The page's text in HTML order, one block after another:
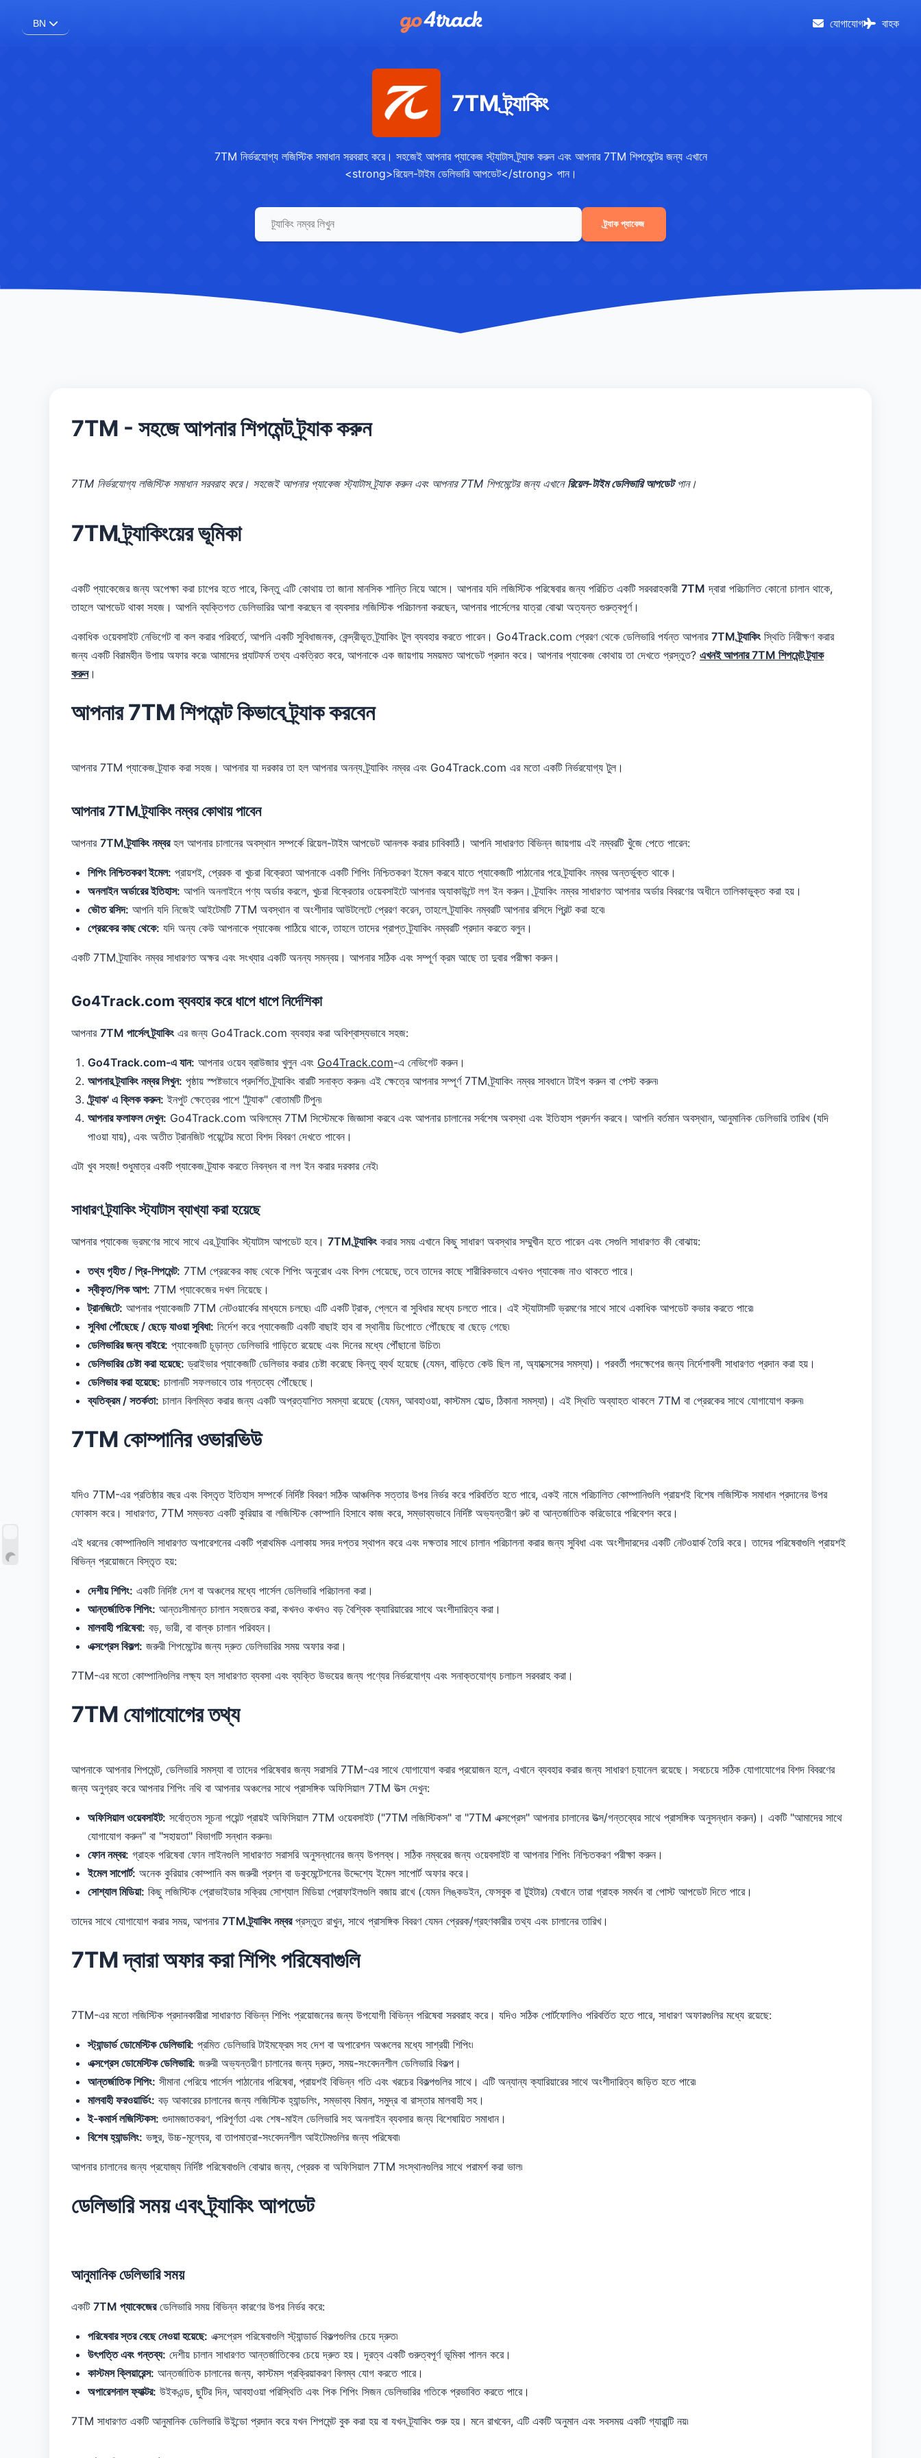
BN যোগাযোগ বাহক
7TM ট্র্যাকিং
7TM নির্ভরযোগ্য লজিস্টিক সমাধান সরবরাহ করে। সহজেই আপনার প্যাকেজ স্ট্যাটাস ট্র্যাক করুন এবং আপনার 7TM শিপমেন্টের জন্য এখানে
<strong>রিয়েল-টাইম ডেলিভারি আপডেট</strong> পান।
ট্র্যাক প্যাকেজ
7TM - সহজে আপনার শিপমেন্ট ট্র্যাক করুন
7TM নির্ভরযোগ্য লজিস্টিক সমাধান সরবরাহ করে। সহজেই আপনার প্যাকেজ স্ট্যাটাস ট্র্যাক করুন এবং আপনার 7TM শিপমেন্টের জন্য এখানেরিয়েল-টাইম ডেলিভারি আপডেটপান।
7TM ট্র্যাকিংয়ের ভূমিকা
একটি প্যাকেজের জন্য অপেক্ষা করা চাপের হতে পারে, কিন্তু এটি কোথায় তা জানা মানসিক শান্তি নিয়ে আসে। আপনার যদি লজিস্টিক পরিষেবার জন্য পরিচিত একটি সরবরাহকারী 7TM দ্বারা পরিচালিত কোনো চালান থাকে,
তাহলে আপডেট থাকা সহজ। আপনি ব্যক্তিগত ডেলিভারির আশা করছেন বা ব্যবসার লজিস্টিক পরিচালনা করছেন, আপনার পার্সেলের যাত্রা বোঝা অত্যন্ত গুরুত্বপূর্ণ।
একাধিক ওয়েবসাইট নেভিগেট বা কল করার পরিবর্তে, আপনি একটি সুবিধাজনক, কেন্দ্রীভূত ট্র্যাকিং টুল ব্যবহার করতে পারেন। Go4Track.com প্রেরণ থেকে ডেলিভারি পর্যন্ত আপনার 7TM ট্র্যাকিংস্থিতি নিরীক্ষণ করার
জন্য একটি বিরামহীন উপায় অফার করে৷ আমাদের প্ল্যাটফর্ম তথ্য একত্রিত করে, আপনাকে এক জায়গায় সময়মত আপডেট প্রদান করে। আপনার প্যাকেজ কোথায় তা দেখতে প্রস্তুত? এখনই আপনার 7TM শিপমেন্ট ট্র্যাক
করুন।
আপনার 7TM শিপমেন্ট কিভাবে ট্র্যাক করবেন
আপনার 7TM প্যাকেজ ট্র্যাক করা সহজ। আপনার যা দরকার তা হল আপনার অনন্য ট্র্যাকিং নম্বর এবং Go4Track.com এর মতো একটি নির্ভরযোগ্য টুল।
আপনার 7TM ট্র্যাকিং নম্বর কোথায় পাবেন
আপনার 7TM ট্র্যাকিং নম্বরহল আপনার চালানের অবস্থান সম্পর্কে রিয়েল-টাইম আপডেট আনলক করার চাবিকাঠি। আপনি সাধারণত বিভিন্ন জায়গায় এই নম্বরটি খুঁজে পেতে পারেন:
শিপিং নিশ্চিতকরণ ইমেল: প্রায়শই, প্রেরক বা খুচরা বিক্রেতা আপনাকে একটি শিপিং নিশ্চিতকরণ ইমেল করবে যাতে প্যাকেজটি পাঠানোর পরে ট্র্যাকিং নম্বর অন্তর্ভুক্ত থাকে।
অনলাইন অর্ডারের ইতিহাস: আপনি অনলাইনে পণ্য অর্ডার করলে, খুচরা বিক্রেতার ওয়েবসাইটে আপনার অ্যাকাউন্টে লগ ইন করুন। ট্র্যাকিং নম্বর সাধারণত আপনার অর্ডার বিবরণের অধীনে তালিকাভুক্ত করা হয়।
ভৌত রসিদ: আপনি যদি নিজেই আইটেমটি 7TM অবস্থান বা অংশীদার আউটলেটে প্রেরণ করেন, তাহলে ট্র্যাকিং নম্বরটি আপনার রসিদে প্রিন্ট করা হবে৷
প্রেরকের কাছ থেকে: যদি অন্য কেউ আপনাকে প্যাকেজ পাঠিয়ে থাকে, তাহলে তাদের প্রাপ্ত ট্র্যাকিং নম্বরটি প্রদান করতে বলুন।
একটি 7TM ট্র্যাকিং নম্বর সাধারণত অক্ষর এবং সংখ্যার একটি অনন্য সমন্বয়। আপনার সঠিক এবং সম্পূর্ণ ক্রম আছে তা দুবার পরীক্ষা করুন।
Go4Track.com ব্যবহার করে ধাপে ধাপে নির্দেশিকা
আপনার 7TM পার্সেল ট্র্যাকিংএর জন্য Go4Track.com ব্যবহার করা অবিশ্বাস্যভাবে সহজ:
Go4Track.com-এ যান: আপনার ওয়েব ব্রাউজার খুলুন এবং Go4Track.com-এ নেভিগেট করুন।
আপনার ট্র্যাকিং নম্বর লিখুন: পৃষ্ঠায় স্পষ্টভাবে প্রদর্শিত ট্র্যাকিং বারটি সনাক্ত করুন৷ এই ক্ষেত্রে আপনার সম্পূর্ণ 7TM ট্র্যাকিং নম্বর সাবধানে টাইপ করুন বা পেস্ট করুন৷
'ট্র্যাক' এ ক্লিক করুন: ইনপুট ক্ষেত্রের পাশে "ট্র্যাক" বোতামটি টিপুন৷
আপনার ফলাফল দেখুন: Go4Track.com অবিলম্বে 7TM সিস্টেমকে জিজ্ঞাসা করবে এবং আপনার চালানের সর্বশেষ অবস্থা এবং ইতিহাস প্রদর্শন করবে। আপনি বর্তমান অবস্থান, আনুমানিক ডেলিভারি তারিখ (যদি
পাওয়া যায়), এবং অতীত ট্রানজিট পয়েন্টের মতো বিশদ বিবরণ দেখতে পাবেন।
এটা খুব সহজ! শুধুমাত্র একটি প্যাকেজ ট্র্যাক করতে নিবন্ধন বা লগ ইন করার দরকার নেই৷
সাধারণ ট্র্যাকিং স্ট্যাটাস ব্যাখ্যা করা হয়েছে
আপনার প্যাকেজ ভ্রমণের সাথে সাথে এর ট্র্যাকিং স্ট্যাটাস আপডেট হবে। 7TM ট্র্যাকিংকরার সময় এখানে কিছু সাধারণ অবস্থার সম্মুখীন হতে পারেন এবং সেগুলি সাধারণত কী বোঝায়:
তথ্য গৃহীত / প্রি-শিপমেন্ট: 7TM প্রেরকের কাছ থেকে শিপিং অনুরোধ এবং বিশদ পেয়েছে, তবে তাদের কাছে শারীরিকভাবে এখনও প্যাকেজ নাও থাকতে পারে।
স্বীকৃত/পিক আপ: 7TM প্যাকেজের দখল নিয়েছে।
ট্রানজিটে: আপনার প্যাকেজটি 7TM নেটওয়ার্কের মাধ্যমে চলছে৷ এটি একটি ট্রাক, প্লেনে বা সুবিধার মধ্যে চলতে পারে। এই স্ট্যাটাসটি ভ্রমণের সাথে সাথে একাধিক আপডেট কভার করতে পারে৷
সুবিধা পৌঁছেছে / ছেড়ে যাওয়া সুবিধা: নির্দেশ করে প্যাকেজটি একটি বাছাই হাব বা স্থানীয় ডিপোতে পৌঁছেছে বা ছেড়ে গেছে৷
ডেলিভারির জন্য বাইরে: প্যাকেজটি চূড়ান্ত ডেলিভারি গাড়িতে রয়েছে এবং দিনের মধ্যে পৌঁছানো উচিত৷
ডেলিভারির চেষ্টা করা হয়েছে: ড্রাইভার প্যাকেজটি ডেলিভার করার চেষ্টা করেছে কিন্তু ব্যর্থ হয়েছে (যেমন, বাড়িতে কেউ ছিল না, অ্যাক্সেসের সমস্যা)। পরবর্তী পদক্ষেপের জন্য নির্দেশাবলী সাধারণত প্রদান করা হয়।
ডেলিভার করা হয়েছে: চালানটি সফলভাবে তার গন্তব্যে পৌঁছেছে।
ব্যতিক্রম / সতর্কতা: চালান বিলম্বিত করার জন্য একটি অপ্রত্যাশিত সমস্যা রয়েছে (যেমন, আবহাওয়া, কাস্টমস হোল্ড, ঠিকানা সমস্যা)। এই স্থিতি অব্যাহত থাকলে 7TM বা প্রেরকের সাথে যোগাযোগ করুন৷
7TM কোম্পানির ওভারভিউ
যদিও 7TM-এর প্রতিষ্ঠার বছর এবং বিস্তৃত ইতিহাস সম্পর্কে নির্দিষ্ট বিবরণ সঠিক আঞ্চলিক সত্তার উপর নির্ভর করে পরিবর্তিত হতে পারে, একই নামে পরিচালিত কোম্পানিগুলি প্রায়শই বিশেষ লজিস্টিক সমাধান প্রদানের উপর
ফোকাস করে। সাধারণত, 7TM সম্ভবত একটি কুরিয়ার বা লজিস্টিক কোম্পানি হিসাবে কাজ করে, সম্ভাব্যভাবে নির্দিষ্ট অভ্যন্তরীণ রুট বা আন্তর্জাতিক করিডোরে পরিবেশন করে।
এই ধরনের কোম্পানিগুলি সাধারণত অপারেশনের একটি প্রাথমিক এলাকায় সদর দপ্তর স্থাপন করে এবং দক্ষতার সাথে চালান পরিচালনা করার জন্য সুবিধা এবং অংশীদারদের একটি নেটওয়ার্ক তৈরি করে। তাদের পরিষেবাগুলি প্রায়শই
বিভিন্ন প্রয়োজনে বিস্তৃত হয়:
দেশীয় শিপিং: একটি নির্দিষ্ট দেশ বা অঞ্চলের মধ্যে পার্সেল ডেলিভারি পরিচালনা করা।
আন্তর্জাতিক শিপিং: আন্তঃসীমান্ত চালান সহজতর করা, কখনও কখনও বড় বৈশ্বিক ক্যারিয়ারের সাথে অংশীদারিত্ব করা।
মালবাহী পরিষেবা: বড়, ভারী, বা বাল্ক চালান পরিবহন।
এক্সপ্রেস বিকল্প: জরুরী শিপমেন্টের জন্য দ্রুত ডেলিভারির সময় অফার করা।
7TM-এর মতো কোম্পানিগুলির লক্ষ্য হল সাধারণত ব্যবসা এবং ব্যক্তি উভয়ের জন্য পণ্যের নির্ভরযোগ্য এবং সনাক্তযোগ্য চলাচল সরবরাহ করা।
7TM যোগাযোগের তথ্য
আপনাকে আপনার শিপমেন্ট, ডেলিভারি সমস্যা বা তাদের পরিষেবার জন্য সরাসরি 7TM-এর সাথে যোগাযোগ করার প্রয়োজন হলে, এখানে ব্যবহার করার জন্য সাধারণ চ্যানেল রয়েছে। সবচেয়ে সঠিক যোগাযোগের বিশদ বিবরণের
জন্য অনুগ্রহ করে আপনার শিপিং নথি বা আপনার অঞ্চলের সাথে প্রাসঙ্গিক অফিসিয়াল 7TM উত্স দেখুন:
অফিসিয়াল ওয়েবসাইট: সর্বোত্তম সূচনা পয়েন্ট প্রায়ই অফিসিয়াল 7TM ওয়েবসাইট ("7TM লজিস্টিকস" বা "7TM এক্সপ্রেস" আপনার চালানের উত্স/গন্তব্যের সাথে প্রাসঙ্গিক অনুসন্ধান করুন)। একটি "আমাদের সাথে
যোগাযোগ করুন" বা "সহায়তা" বিভাগটি সন্ধান করুন৷৷
ফোন নম্বর: গ্রাহক পরিষেবা ফোন লাইনগুলি সাধারণত সরাসরি অনুসন্ধানের জন্য উপলব্ধ। সঠিক নম্বরের জন্য ওয়েবসাইট বা আপনার শিপিং নিশ্চিতকরণ পরীক্ষা করুন।
ইমেল সাপোর্ট: অনেক কুরিয়ার কোম্পানি কম জরুরী প্রশ্ন বা ডকুমেন্টেশনের উদ্দেশ্যে ইমেল সাপোর্ট অফার করে।
সোশ্যাল মিডিয়া: কিছু লজিস্টিক প্রোভাইডার সক্রিয় সোশ্যাল মিডিয়া প্রোফাইলগুলি বজায় রাখে (যেমন লিঙ্কডইন, ফেসবুক বা টুইটার) যেখানে তারা গ্রাহক সমর্থন বা পোস্ট আপডেট দিতে পারে।
তাদের সাথে যোগাযোগ করার সময়, আপনার 7TM ট্র্যাকিং নম্বরপ্রস্তুত রাখুন, সাথে প্রাসঙ্গিক বিবরণ যেমন প্রেরক/গ্রহণকারীর তথ্য এবং চালানের তারিখ।
7TM দ্বারা অফার করা শিপিং পরিষেবাগুলি
7TM-এর মতো লজিস্টিক প্রদানকারীরা সাধারণত বিভিন্ন শিপিং প্রয়োজনের জন্য উপযোগী বিভিন্ন পরিষেবা সরবরাহ করে। যদিও সঠিক পোর্টফোলিও পরিবর্তিত হতে পারে, সাধারণ অফারগুলির মধ্যে রয়েছে:
স্ট্যান্ডার্ড ডোমেস্টিক ডেলিভারি: প্রমিত ডেলিভারি টাইমফ্রেম সহ দেশ বা অপারেশন অঞ্চলের মধ্যে সাশ্রয়ী শিপিং৷
এক্সপ্রেস ডোমেস্টিক ডেলিভারি: জরুরী অভ্যন্তরীণ চালানের জন্য দ্রুত, সময়-সংবেদনশীল ডেলিভারি বিকল্প।
আন্তর্জাতিক শিপিং: সীমানা পেরিয়ে পার্সেল পাঠানোর পরিষেবা, প্রায়শই বিভিন্ন গতি এবং খরচের বিকল্পগুলির সাথে। এটি অন্যান্য ক্যারিয়ারের সাথে অংশীদারিত্ব জড়িত হতে পারে৷
মালবাহী ফরওয়ার্ডিং: বড় আকারের চালানের জন্য লজিস্টিক হ্যান্ডলিং, সম্ভাব্য বিমান, সমুদ্র বা রাস্তার মালবাহী সহ।
ই-কমার্স লজিস্টিকস: গুদামজাতকরণ, পরিপূর্ণতা এবং শেষ-মাইল ডেলিভারি সহ অনলাইন ব্যবসার জন্য বিশেষায়িত সমাধান।
বিশেষ হ্যান্ডলিং: ভঙ্গুর, উচ্চ-মূল্যের, বা তাপমাত্রা-সংবেদনশীল আইটেমগুলির জন্য পরিষেবা৷
আপনার চালানের জন্য প্রযোজ্য নির্দিষ্ট পরিষেবাগুলি বোঝার জন্য, প্রেরক বা অফিসিয়াল 7TM সংস্থানগুলির সাথে পরামর্শ করা ভাল৷
ডেলিভারি সময় এবং ট্র্যাকিং আপডেট
আনুমানিক ডেলিভারি সময়
একটি 7TM প্যাকেজেরডেলিভারি সময় বিভিন্ন কারণের উপর নির্ভর করে:
পরিষেবার স্তর বেছে নেওয়া হয়েছে: এক্সপ্রেস পরিষেবাগুলি স্ট্যান্ডার্ড বিকল্পগুলির চেয়ে দ্রুত৷
উৎপত্তি এবং গন্তব্য: দেশীয় চালান সাধারণত আন্তর্জাতিকের চেয়ে দ্রুত হয়। দূরত্ব একটি গুরুত্বপূর্ণ ভূমিকা পালন করে।
কাস্টমস ক্লিয়ারেন্স: আন্তর্জাতিক চালানের জন্য, কাস্টমস প্রক্রিয়াকরণ বিলম্ব যোগ করতে পারে।
অপারেশনাল ফ্যাক্টর: উইকএন্ড, ছুটির দিন, আবহাওয়া পরিস্থিতি এবং পিক শিপিং সিজন ডেলিভারির গতিকে প্রভাবিত করতে পারে।
7TM সাধারণত একটি আনুমানিক ডেলিভারি উইন্ডো প্রদান করে যখন শিপমেন্ট বুক করা হয় বা যখন ট্র্যাকিং শুরু হয়। মনে রাখবেন, এটি একটি অনুমান এবং সবসময় একটি গ্যারান্টি নয়৷